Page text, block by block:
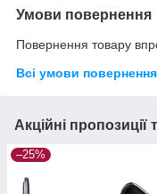
Умови повернення
Повернення товару
Всі умови повернення
Акційні пропозиції
–25%